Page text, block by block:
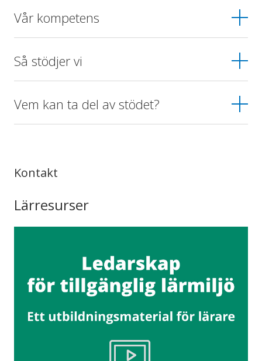
Vår kompetens
Så stödjer vi
Vem kan ta del av stödet?
Kontakt
Lärresurser